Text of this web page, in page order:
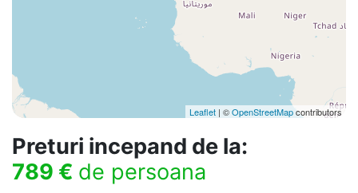
Leaflet | ©OpenStreetMapcontributors
Preturi incepand de la:
789 € de persoana